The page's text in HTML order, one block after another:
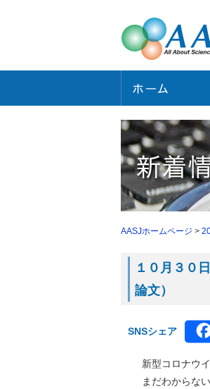
AASJホームページ >
１０月３０
論文）
SNSシェア
新型コロナウ
まだわからな